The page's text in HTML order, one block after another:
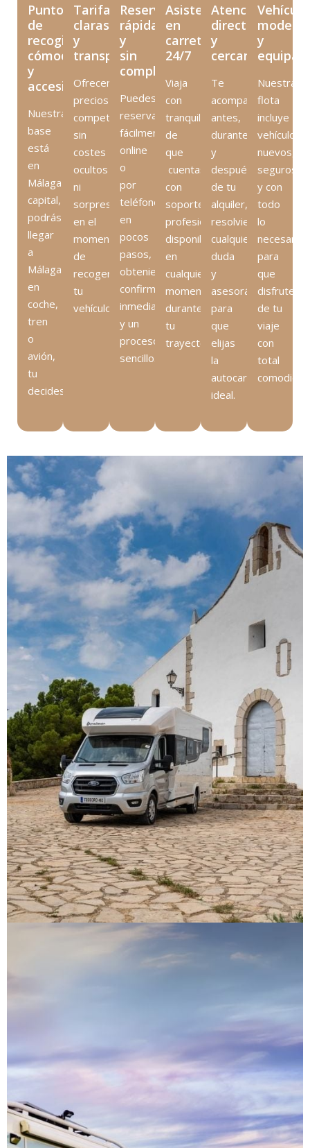
Punto
de
recogida
cómodo
y
accesible
Nuestra
base
está
en
Málaga
capital,
podrás
llegar
a
Málaga
en
coche,
tren
o
avión,
tu
decides.
Tarifas
claras
y
transparentes
Ofrecemos
precios
competitivos
sin
costes
ocultos
ni
sorpresas
en el
momento
de
recoger
tu
vehículo.
Reserva
rápida
y
sin
complicaciones
Puedes
reservar
fácilmente
online
o
por
teléfono
en
pocos
pasos,
obteniendo
confirmación
inmediata
y un
proceso
sencillo.
Asistencia
en
carretera
24/7
Viaja
con
tranquilidad
de
que
cuentas
con
soporte
profesional
disponible
en
cualquier
momento
durante
tu
trayecto.
Atención
directa
y
cercana
Te
acompañamos
antes,
durante
y
después
de tu
alquiler,
resolviendo
cualquier
duda
y
asesorándote
para
que
elijas
la
autocaravana
ideal.
y
Nuestra
flota
incluye
vehículos
nuevos,
seguros
y con
todo
lo
necesario
para
que
disfrutes
de tu
viaje
con
total